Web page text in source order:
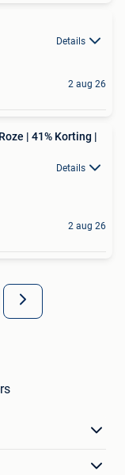
Details
2 aug 26
| 41% Korting |
Details
2 aug 26